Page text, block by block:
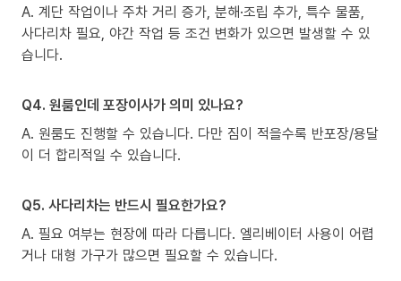
A. 계단 작업이나 주차 거리 증가, 분해·조립 추가, 특수 물품,
사다리차 필요, 야간 작업 등 조건 변화가 있으면 발생할 수 있
습니다.
Q4. 원룸인데 포장이사가 의미 있나요?
A. 원룸도 진행할 수 있습니다. 다만 짐이 적을수록 반포장/용달
이 더 합리적일 수 있습니다.
Q5. 사다리차는 반드시 필요한가요?
A. 필요 여부는 현장에 따라 다릅니다. 엘리베이터 사용이 어렵
거나 대형 가구가 많으면 필요할 수 있습니다.